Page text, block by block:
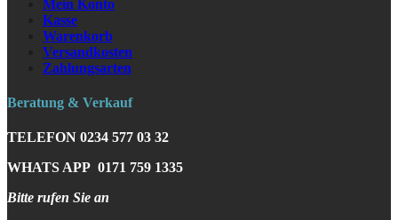
Mein Konto
Kasse
Warenkorb
Versandkosten
Zahlungsarten
Beratung & Verkauf
TELEFON 0234 577 03 32
WHATS APP 0171 759 1335
Bitte rufen Sie an